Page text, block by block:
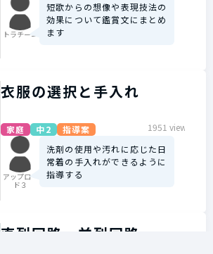
トラチーニ
短歌からの想像や表現技法の
効果について鑑賞文にまとめ
ます
衣服の選択と手入れ
家庭 中2 指導案 1951 view
アップロー
ド３
洗剤の使用や汚れに応じた日
常着の手入れができるように
指導する
直列回路、並列回路